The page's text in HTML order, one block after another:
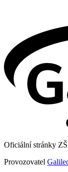
Oficiální stránky
Provozovatel